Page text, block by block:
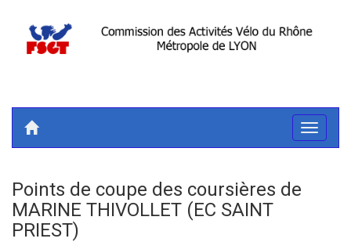
Toggle
Points de coupe des coursières de
MARINE THIVOLLET (EC SAINT
PRIEST)